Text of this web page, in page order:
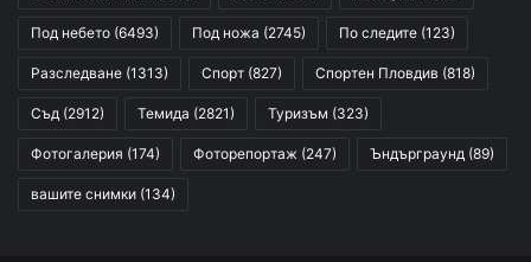
Под небето (6493) Под ножа (2745) По следите (123)
Разследване (1313) Спорт (827) Спортен Пловдив (818)
Съд (2912) Темида (2821) Туризъм (323)
Фотогалерия (174) Фоторепортаж (247) Ъндърграунд (89)
вашите снимки (134)